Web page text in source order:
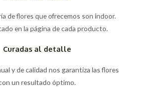
de flores que ofrecemos son indoor.
en la página de cada producto.
Curadas al detalle
y de calidad nos garantiza las flores
un resultado óptimo.